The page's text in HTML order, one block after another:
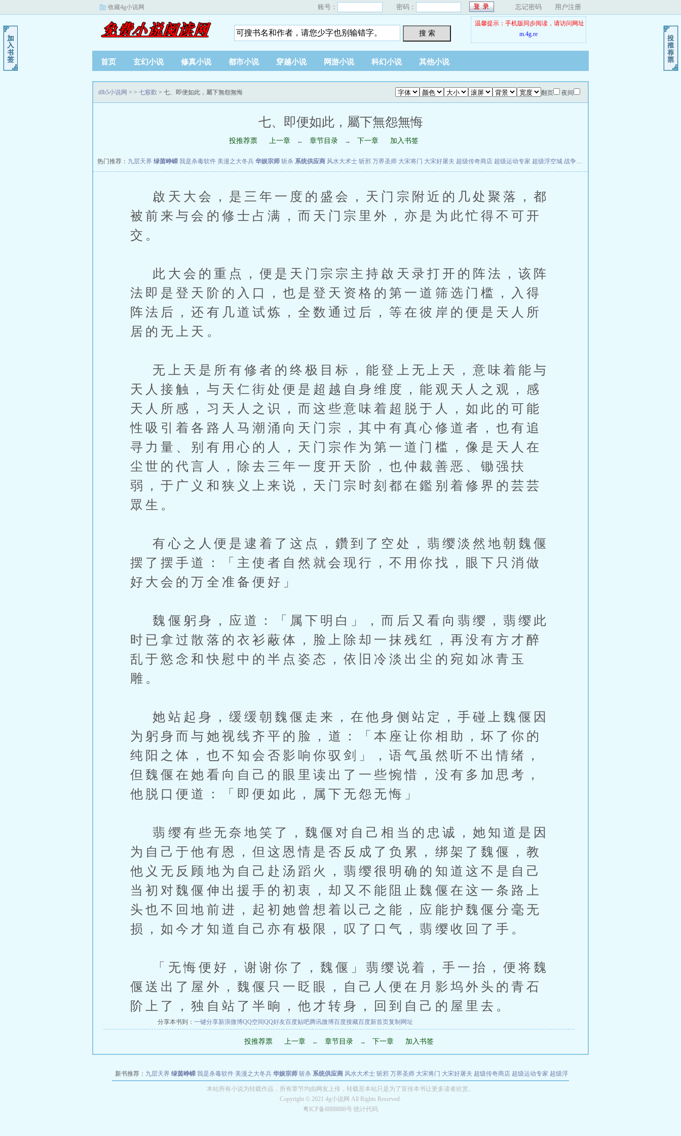
收藏4g小说网 账号： 密码： 忘记密码 用户注册
搜 索
温馨提示：手机版同步阅读，请访问网址
m.4g.re
首页 玄幻小说 修真小说 都市小说 穿越小说 网游小说 科幻小说 其他小说
翻页 夜间
t8b5小说网 > > 七竅歡 > 七、即便如此，屬下無怨無悔
七、即便如此，屬下無怨無悔
投推荐票 上一章 ← 章节目录 → 下一章 加入书签
热门推荐： 九层天界 绿茵峥嵘 我是杀毒软件 美漫之大冬兵 华娱宗师 斩杀 系统供应商 风水大术士 斩邪 万界圣师 大宋将门 大宋好屠夫 超级传奇商店 超级运动专家 超级浮空城 战争天堂
啟天大会，是三年一度的盛会，天门宗附近的几处聚落，都
被前来与会的修士占满，而天门宗里外，亦是为此忙得不可开
交。
此大会的重点，便是天门宗宗主持啟天录打开的阵法，该阵
法即是登天阶的入口，也是登天资格的第一道筛选门槛，入得
阵法后，还有几道试炼，全数通过后，等在彼岸的便是天人所
居的无上天。
无上天是所有修者的终极目标，能登上无上天，意味着能与
天人接触，与天仁街处便是超越自身维度，能观天人之观，感
天人所感，习天人之识，而这些意味着超脱于人，如此的可能
性吸引着各路人马潮涌向天门宗，其中有真心修道者，也有追
寻力量、别有用心的人，天门宗作为第一道门槛，像是天人在
尘世的代言人，除去三年一度开天阶，也仲裁善恶、锄强扶
弱，于广义和狭义上来说，天门宗时刻都在鑑别着修界的芸芸
眾生。
有心之人便是逮着了这点，鑽到了空处，翡缨淡然地朝魏偃
摆了摆手道：「主使者自然就会现行，不用你找，眼下只消做
好大会的万全准备便好」
魏偃躬身，应道：「属下明白」，而后又看向翡缨，翡缨此
时已拿过散落的衣衫蔽体，脸上除却一抹残红，再没有方才醉
乱于慾念和快慰中的半点姿态，依旧冷淡出尘的宛如冰青玉
雕。
她站起身，缓缓朝魏偃走来，在他身侧站定，手碰上魏偃因
为躬身而与她视线齐平的脸，道：「本座让你相助，坏了你的
纯阳之体，也不知会否影响你驭剑」，语气虽然听不出情绪，
但魏偃在她看向自己的眼里读出了一些惋惜，没有多加思考，
他脱口便道：「即便如此，属下无怨无悔」
翡缨有些无奈地笑了，魏偃对自己相当的忠诚，她知道是因
为自己于他有恩，但这恩情是否反成了负累，绑架了魏偃，教
他义无反顾地为自己赴汤蹈火，翡缨很明确的知道这不是自己
当初对魏偃伸出援手的初衷，却又不能阻止魏偃在这一条路上
头也不回地前进，起初她曾想着以己之能，应能护魏偃分毫无
损，如今才知道自己亦有极限，叹了口气，翡缨收回了手。
「无悔便好，谢谢你了，魏偃」翡缨说着，手一抬，便将魏
偃送出了屋外，魏偃只一眨眼，自己人便在月影坞外头的青石
阶上了，独自站了半晌，他才转身，回到自己的屋里去。
分享本书到： 一键分享新浪微博QQ空间QQ好友百度贴吧腾讯微博百度搜藏百度新首页复制网址
投推荐票 上一章 ← 章节目录 → 下一章 加入书签
新书推荐： 九层天界 绿茵峥嵘 我是杀毒软件 美漫之大冬兵 华娱宗师 斩杀 系统供应商 风水大术士 斩邪 万界圣师 大宋将门 大宋好屠夫 超级传奇商店 超级运动专家 超级浮
都市全能巨星 绝对交易 全职武神 位面复制大师 华娱特效大亨 原始大厨王 怪物聊天群 某美漫的特工
长别打脸
本站所有小说为转载作品，所有章节均由网友上传，转载至本站只是为了宣传本书让更多读者欣赏。
Copyright © 2021 4g小说网 All Rights Reserved.
粤ICP备8888888号 统计代码